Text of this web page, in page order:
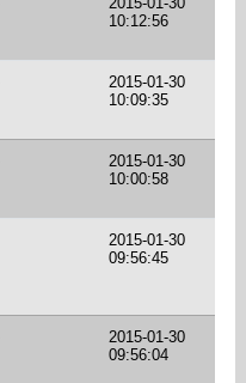
10:12:56
2015-01-30
10:09:35
2015-01-30
10:00:58
2015-01-30
09:56:45
2015-01-30
09:56:04